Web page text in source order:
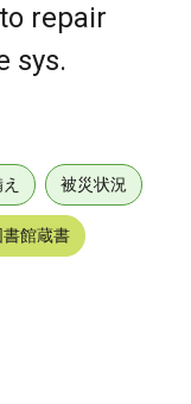
repair
sys.
被災状況
館蔵書